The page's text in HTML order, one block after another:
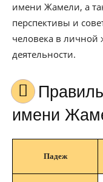
имени Жамели, а
перспективы и
человека в личной
деятельности.
Правильное склонение
имени
Падеж